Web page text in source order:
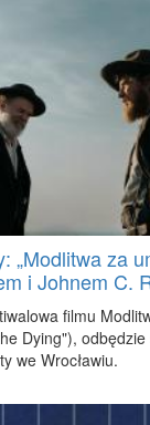
„Modlitwa za
i Johnem C.
fil­mu
Dy­ing"),
we Wro­cła­wiu.